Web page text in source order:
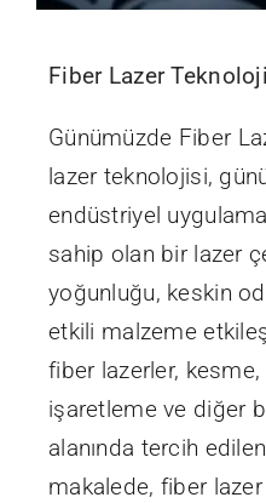
Fiber Lazer
Günümüzde Fiber
lazer teknolojisi,
endüstriyel
sahip olan bir lazer
yoğunluğu, keskin
etkili malzeme
fiber lazerler,
işaretleme ve diğer
alanında tercih
makalede, fiber